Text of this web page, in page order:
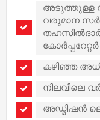
അടുത്തുള്ള
വരുമാന
കഴിഞ്ഞ
നിലവിലെ
അഡ്മിഷൻ